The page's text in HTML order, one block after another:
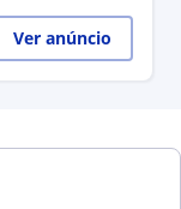
Ver anúncio